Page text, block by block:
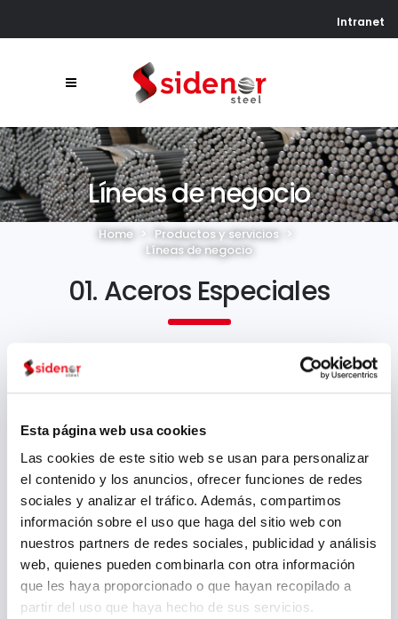
Esta página web usa cookies
Las cookies de este sitio web se usan para personalizar
el contenido y los anuncios, ofrecer funciones de redes
sociales y analizar el tráfico. Además, compartimos
información sobre el uso que haga del sitio web con
nuestros partners de redes sociales, publicidad y análisis
web, quienes pueden combinarla con otra información
que les haya proporcionado o que hayan recopilado a
partir del uso que haya hecho de sus servicios.
Intranet
Líneas de negocio
Home Productos y servicios
Líneas de negocio
01. Aceros Especiales